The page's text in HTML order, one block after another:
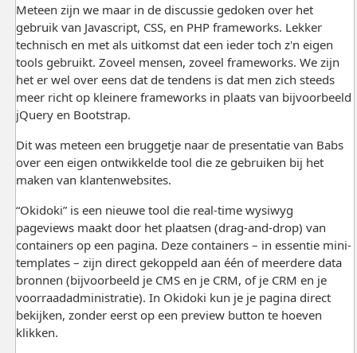
Meteen zijn we maar in de discussie gedoken over het
gebruik van Javascript, CSS, en PHP frameworks. Lekker
technisch en met als uitkomst dat een ieder toch z'n eigen
tools gebruikt. Zoveel mensen, zoveel frameworks. We zijn
het er wel over eens dat de tendens is dat men zich steeds
meer richt op kleinere frameworks in plaats van bijvoorbeeld
jQuery en Bootstrap.
Dit was meteen een bruggetje naar de presentatie van Babs
over een eigen ontwikkelde tool die ze gebruiken bij het
maken van klantenwebsites.
“Okidoki” is een nieuwe tool die real-time wysiwyg
pageviews maakt door het plaatsen (drag-and-drop) van
containers op een pagina. Deze containers – in essentie mini-
templates – zijn direct gekoppeld aan één of meerdere data
bronnen (bijvoorbeeld je CMS en je CRM, of je CRM en je
voorraadadministratie). In Okidoki kun je je pagina direct
bekijken, zonder eerst op een preview button te hoeven
klikken.